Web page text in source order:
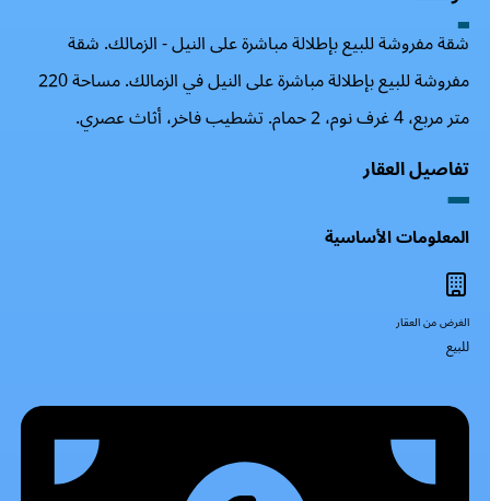
شقة مفروشة للبيع بإطلالة مباشرة على النيل - الزمالك. شقة
مفروشة للبيع بإطلالة مباشرة على النيل في الزمالك. مساحة 220
متر مربع، 4 غرف نوم، 2 حمام. تشطيب فاخر، أثاث عصري.
تفاصيل العقار
المعلومات الأساسية
الغرض من العقار
للبيع